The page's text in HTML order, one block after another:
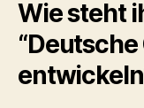
Wie steht